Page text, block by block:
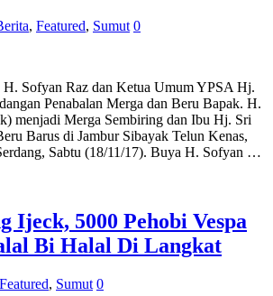
, Featured, Sumut 0
Sofyan Raz dan Ketua Umum YPSA Hj.
Penabalan Merga dan Beru Bapak. H.
menjadi Merga Sembiring dan Ibu Hj. Sri
Barus di Jambur Sibayak Telun Kenas,
Sabtu (18/11/17). Buya H. Sofyan …
Ijeck, 5000 Pehobi Vespa
Bi Halal Di Langkat
Featured, Sumut 0